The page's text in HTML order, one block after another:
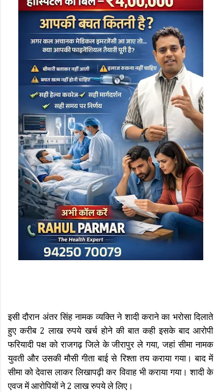
इसी दौरान अंतर सिंह नामक व्यक्ति ने शादी कराने का भरोसा दिलाते
हुए करीब 2 लाख रुपये खर्च होने की बात कही इसके बाद आरोपी
फरियादी पक्ष को राजगढ़ जिले के जीरापुर ले गया, जहां सीमा नामक
युवती और उसकी मौसी गीता बाई से रिश्ता तय कराया गया। बाद में
सीमा को देवास लाकर लिखापढ़ी कर विवाह भी कराया गया। शादी के
एवज में आरोपियों ने 2 लाख रुपये ले लिए।